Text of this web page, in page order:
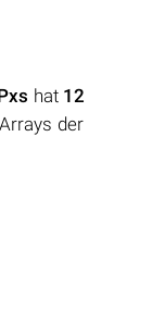
hat 12
der